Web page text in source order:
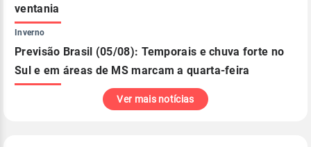
ventania
Inverno
Previsão Brasil (05/08): Temporais e chuva forte no
Sul e em áreas de MS marcam a quarta-feira
Ver mais notícias